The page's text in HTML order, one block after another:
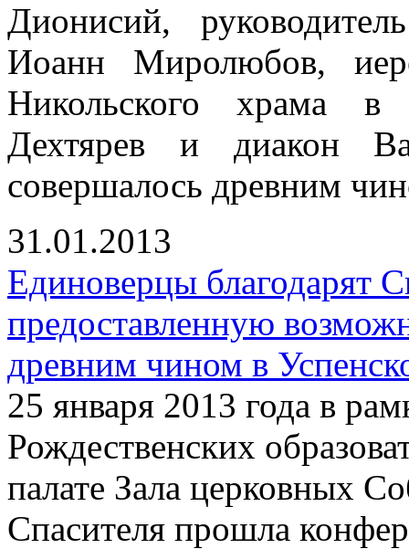
Дионисий,
Иоанн Миролюбов,
Никольского храма в
Дехтярев и диакон
совершалось древним
31.01.2013
Единоверцы благодарят
предоставленную
древним чином в
25 января 2013 года в
Рождественских
палате Зала церковных
Спасителя прошла